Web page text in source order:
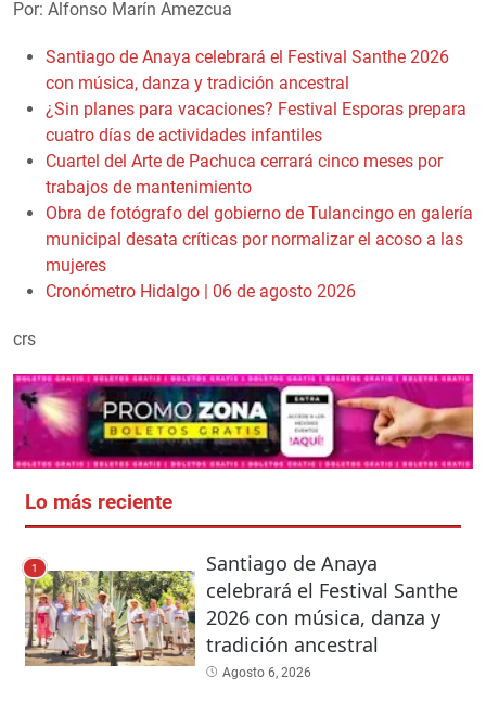
Por: Alfonso Marín Amezcua
Santiago de Anaya celebrará el Festival Santhe 2026
con música, danza y tradición ancestral
¿Sin planes para vacaciones? Festival Esporas prepara
cuatro días de actividades infantiles
Cuartel del Arte de Pachuca cerrará cinco meses por
trabajos de mantenimiento
Obra de fotógrafo del gobierno de Tulancingo en galería
municipal desata críticas por normalizar el acoso a las
mujeres
Cronómetro Hidalgo | 06 de agosto 2026
crs
Lo más reciente
1
Santiago de Anaya
celebrará el Festival Santhe
2026 con música, danza y
tradición ancestral
Agosto 6, 2026